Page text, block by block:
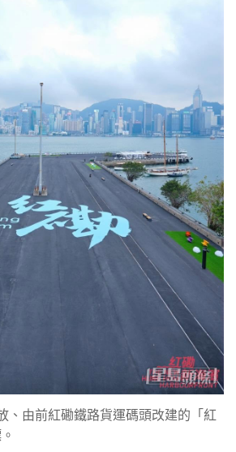
、由前紅磡鐵路貨運碼頭改建的「紅